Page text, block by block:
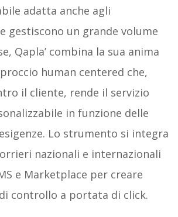
adatta anche agli
gestiscono un grande volume
Qapla’ combina la sua anima
human centered che,
il cliente, rende il servizio
in funzione delle
Lo strumento si integra
nazionali e internazionali
e Marketplace per creare
controllo a portata di click.